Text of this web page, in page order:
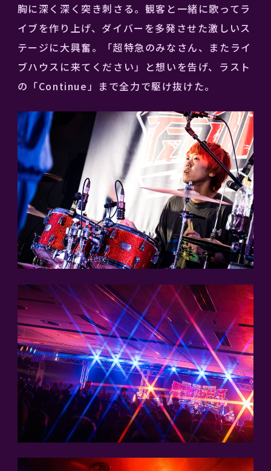
胸に深く深く突き刺さる。観客と一緒に歌ってラ
イブを作り上げ、ダイバーを多発させた激しいス
テージに大興奮。「超特急のみなさん、またライ
ブハウスに来てください」と想いを告げ、ラスト
の「Continue」まで全力で駆け抜けた。